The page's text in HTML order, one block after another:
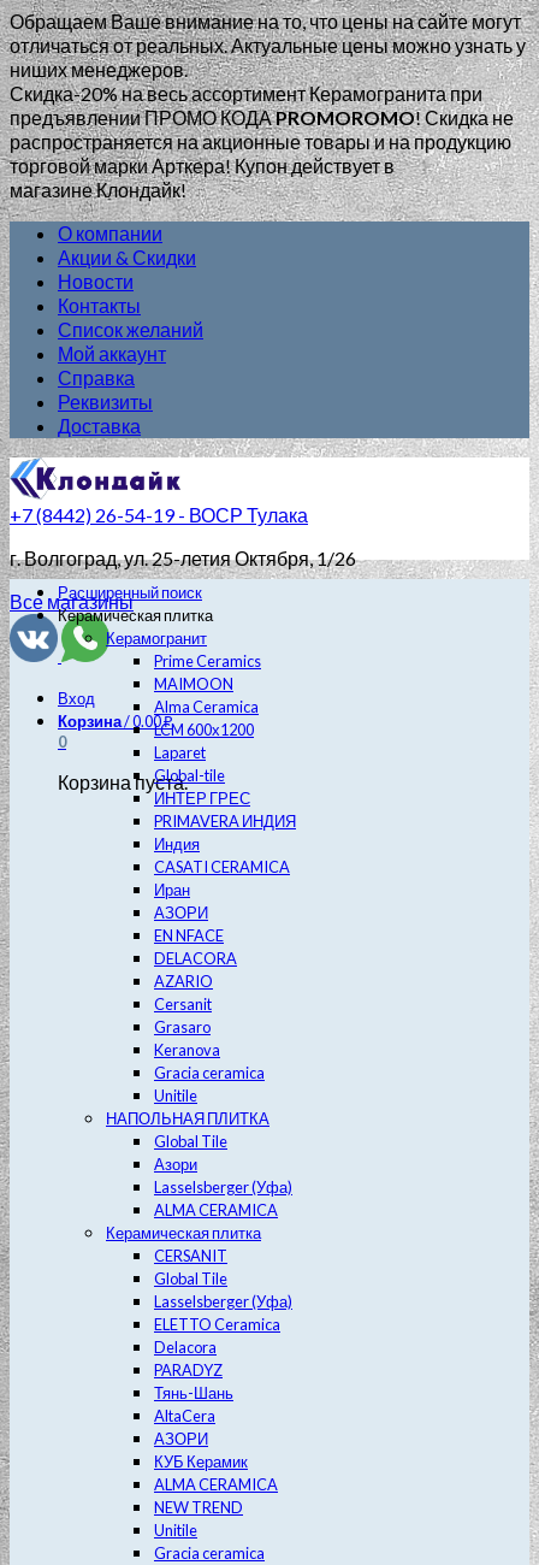
Обращаем Ваше внимание на то, что цены на сайте могут
отличаться от реальных. Актуальные цены можно узнать у
ниших менеджеров.
Скидка-20% на весь ассортимент Керамогранита при
предъявлении ПРОМО КОДАPROMOROMO!Скидка не
распространяется на акционные товары и на продукцию
торговой марки Арткера! Купон действует в
магазине Клондайк!
О компании
Акции & Скидки
Новости
Контакты
Список желаний
Мой аккаунт
Справка
Реквизиты
Доставка
+7 (8442) 26-54-19 - ВОСР Тулака
г. Волгоград, ул. 25-летия Октября, 1/26
Все магазины
Вход
Корзина/0.00₽
0
Корзина пуста.
Расширенный поиск
Керамическая плитка
Керамогранит
Prime Ceramics
MAIMOON
Alma Ceramica
LCM 600х1200
Laparet
Global-tile
ИНТЕР ГРЕС
PRIMAVERA ИНДИЯ
Индия
CASATI CERAMICA
Иран
АЗОРИ
EN NFACE
DELACORA
AZARIO
Cersanit
Grasaro
Keranova
Gracia ceramica
Unitile
НАПОЛЬНАЯ ПЛИТКА
Global Tile
Азори
Lasselsberger (Уфа)
ALMA CERAMICA
Керамическая плитка
CERSANIT
Global Tile
Lasselsberger (Уфа)
ELETTO Ceramica
Delacora
PARADYZ
Тянь-Шань
AltaCera
АЗОРИ
КУБ Керамик
ALMA CERAMICA
NEW TREND
Unitile
Gracia ceramica